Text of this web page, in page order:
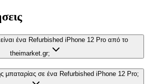
ένα Refurbished iPhone 12 Pro από το
theimarket.gr;
μπαταρίας σε ένα Refurbished iPhone 12 Pro;